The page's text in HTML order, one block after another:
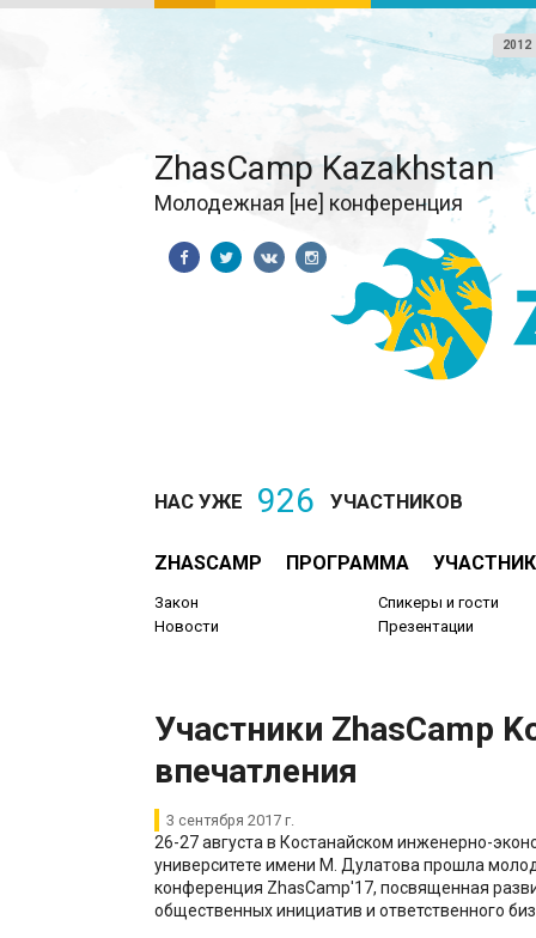
2012
ZhasCamp Kazakhstan
Молодежная [не] конференция
НАС УЖЕ 926 УЧАСТНИКОВ
ZHASCAMP ПРОГРАММА
Закон
Новости
Спикеры и гости
Презентации
Участники ZhasCamp
впечатления
3 сентября 2017 г.
26-27 августа в Костанайском инженерно-
университете имени М. Дулатова прошла
конференция ZhasCamp'17, посвященная
общественных инициатив и ответственного